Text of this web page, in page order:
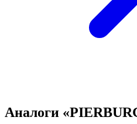
Аналоги